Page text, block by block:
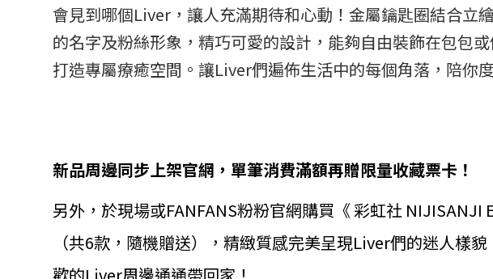
會見到哪個Liver，讓人充滿期待和心動！金屬鑰匙圈結合
的名字及粉絲形象，精巧可愛的設計，能夠自由裝飾在包包
打造專屬療癒空間。讓Liver們遍佈生活中的每個角落，陪你
新品周邊同步上架官網，單筆消費滿額再贈限量收藏票卡！
另外，於現場或FANFANS粉粉官網購買《 彩虹社
（共6款，隨機贈送），精緻質感完美呈現Liver們的迷人樣